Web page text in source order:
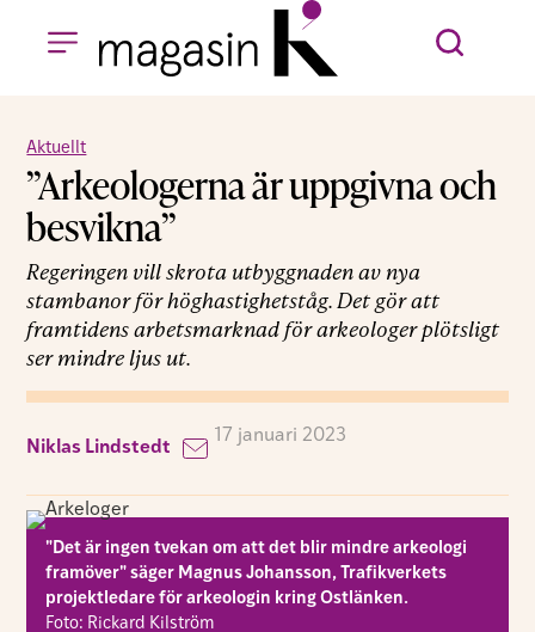
Aktuellt
”Arkeologerna är uppgivna och
besvikna”
Regeringen vill skrota utbyggnaden av nya
stambanor för höghastighetståg. Det gör att
framtidens arbetsmarknad för arkeologer plötsligt
ser mindre ljus ut.
Niklas Lindstedt
17 januari 2023
"Det är ingen tvekan om att det blir mindre arkeologi
framöver" säger Magnus Johansson, Trafikverkets
projektledare för arkeologin kring Ostlänken.
Foto: Rickard Kilström